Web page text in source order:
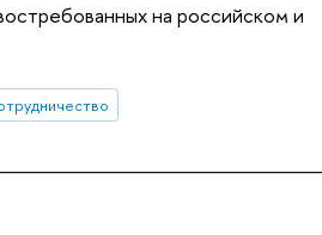
на российском и